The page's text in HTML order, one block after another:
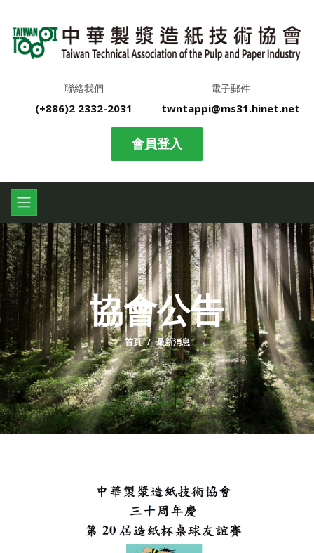
聯絡我們
(+886)2 2332-2031
電子郵件
twntappi@ms31.hinet.net
會員登入
協會公告
首頁 最新消息